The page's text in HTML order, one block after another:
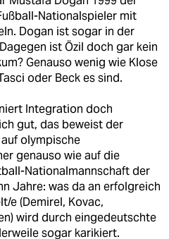
Nationalspieler mit
Dogan ist sogar in der
ist Özil doch gar kein
Genauso wenig wie Klose
oder Beck es sind.
Integration doch
gut, das beweist der
olympische
genauso wie auf die
Nationalmannschaft der
Jahre: was da an erfolgreich
e (Demirel, Kovac,
wird durch eingedeutschte
sogar karikiert.